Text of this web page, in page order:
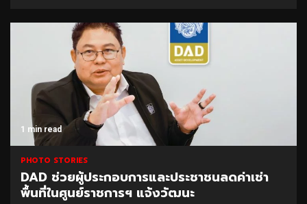
1 min read
PHOTO STORIES
DAD ช่วยผู้ประกอบการและประชาชนลดค่าเช่า
พื้นที่ในศูนย์ราชการฯ แจ้งวัฒนะ